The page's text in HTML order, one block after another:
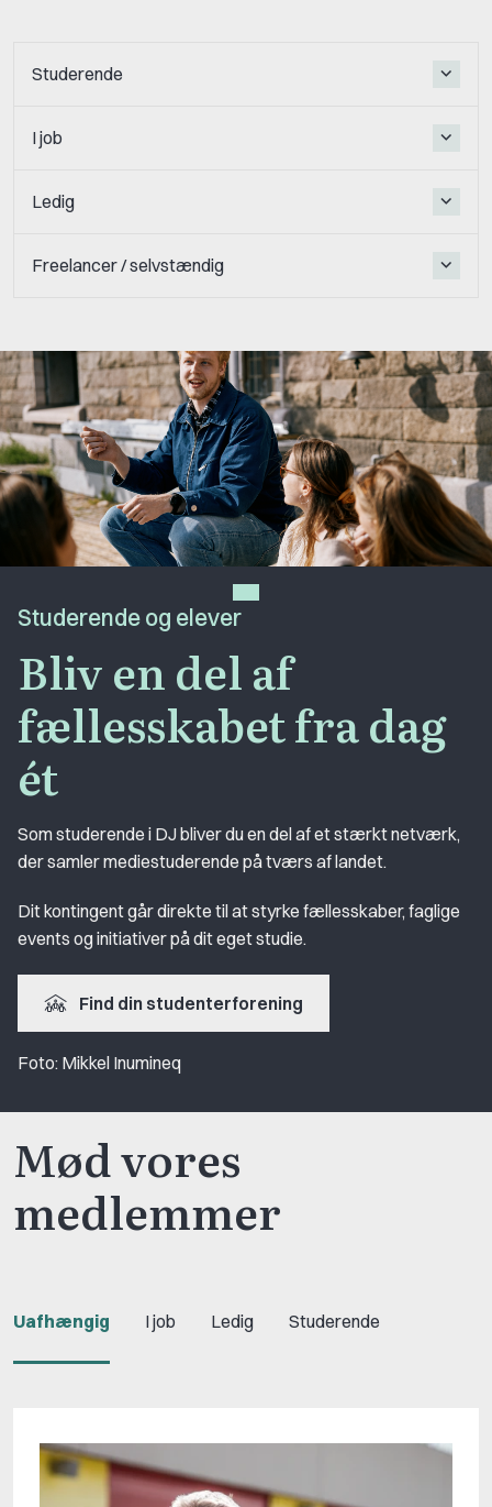
Studerende
I job
Ledig
Freelancer / selvstændig
Studerende og elever
Bliv en del af
fællesskabet fra dag
ét
Som studerende i DJ bliver du en del af et stærkt netværk,
der samler mediestuderende på tværs af landet.
Dit kontingent går direkte til at styrke fællesskaber, faglige
events og initiativer på dit eget studie.
Find din studenterforening
Foto: Mikkel Inumineq
Mød vores
medlemmer
Uafhængig I job Ledig Studerende